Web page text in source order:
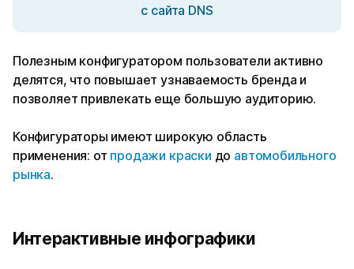
с сайта DNS
Полезным конфигуратором пользователи активно
делятся, что повышает узнаваемость бренда и
позволяет привлекать еще большую аудиторию.
Конфигураторы имеют широкую область
применения: от продажи краски до автомобильного
рынка.
Интерактивные инфографики